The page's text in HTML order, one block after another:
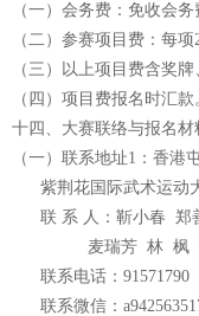
（一）会务费：免收会务
（二）参赛项目费：每
（三）以上项目费含奖牌
（四）项目费报名时汇款
十四、大赛联络与报名材
（一）联系地址1：香港
紫荆花国际武术运动
联 系 人：靳小春 郑
麦瑞芳 林 枫
联系电话：91571790
联系微信：